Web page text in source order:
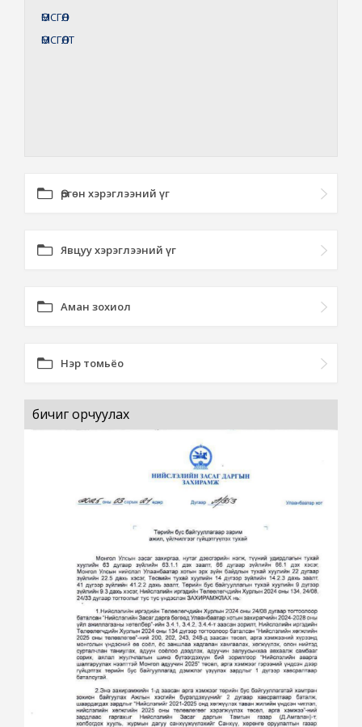
ӨМСГӨЛ
ӨМСГӨЛТ
Өргөн хэрэглээний үг
Явцуу хэрэглээний үг
Аман зохиол
Нэр томьёо
бичиг орчуулах